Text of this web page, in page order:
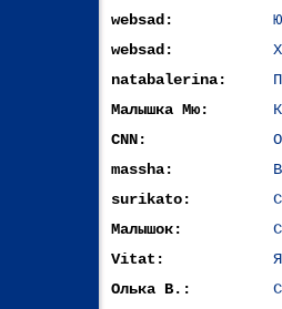
websad:
websad:
natabalerina:
Малышка Мю:
CNN:
massha:
surikato:
Малышок:
Vitat:
Олька В.: